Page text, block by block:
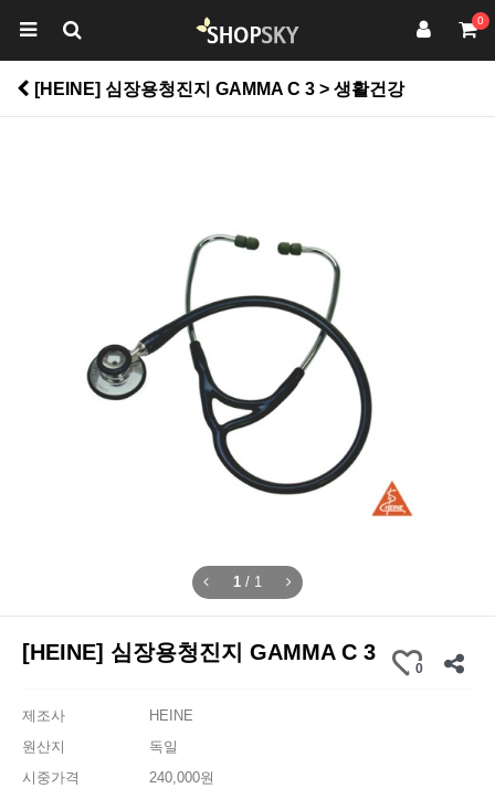
0
[HEINE] 심장용청진지 GAMMA C 3 > 생활건강
1 / 1
[HEINE] 심장용청진지 GAMMA C 3
0
제조사
HEINE
원산지
독일
시중가격
240,000원